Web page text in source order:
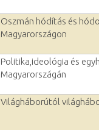
Oszmán hódítás és
Magyarországon
Politika,ideológia és
Magyarországán
Világháborútól